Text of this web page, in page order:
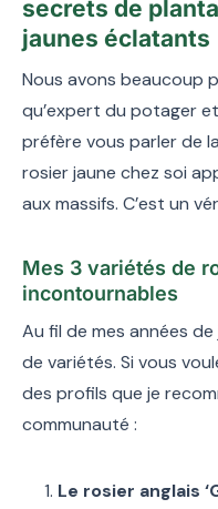
secrets de
jaunes éclatants
Nous avons beaucoup
qu’expert du potager
préfère vous parler de
rosier jaune chez soi
aux massifs. C’est un
Mes 3 variétés de
incontournables
Au fil de mes années
de variétés. Si vous
des profils que je
communauté :
Le rosier anglais